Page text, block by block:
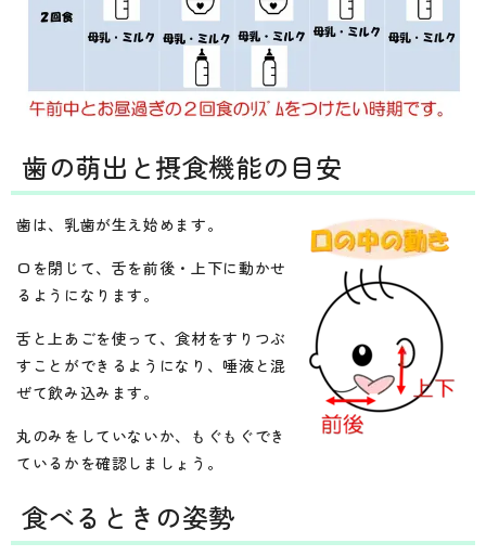
歯の萌出と摂食機能の目安
歯は、乳歯が生え始めます。
口を閉じて、舌を前後・上下に動かせ
るようになります。
舌と上あごを使って、食材をすりつぶ
すことができるようになり、唾液と混
ぜて飲み込みます。
丸のみをしていないか、もぐもぐでき
ているかを確認しましょう。
食べるときの姿勢